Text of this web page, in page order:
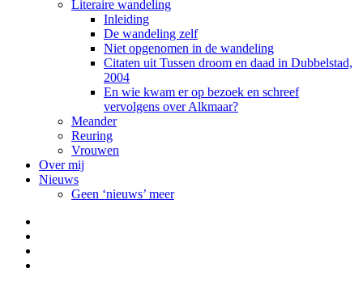
Literaire wandeling
Inleiding
De wandeling zelf
Niet opgenomen in de wandeling
Citaten uit Tussen droom en daad in Dubbelstad,
2004
En wie kwam er op bezoek en schreef
vervolgens over Alkmaar?
Meander
Reuring
Vrouwen
Over mij
Nieuws
Geen ‘nieuws’ meer